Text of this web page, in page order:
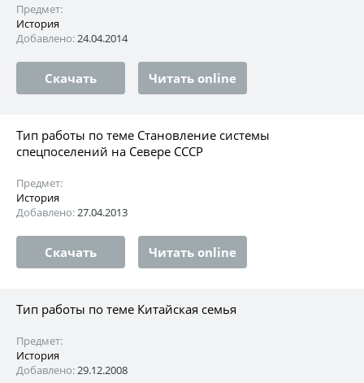
Предмет:
История
Добавлено:24.04.2014
Скачать Читать online
Тип работы по теме Становление системы
спецпоселений на Севере СССР
Предмет:
История
Добавлено:27.04.2013
Скачать Читать online
Тип работы по теме Китайская семья
Предмет:
История
Добавлено:29.12.2008